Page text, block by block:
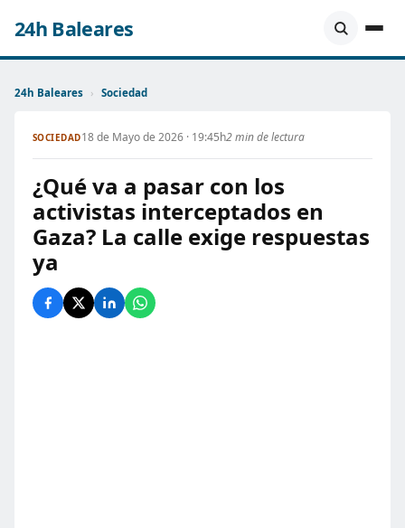
24h Baleares
24h Baleares › Sociedad
SOCIEDAD18 de Mayo de 2026 · 19:45h2 min de lectura
¿Qué va a pasar con los
activistas interceptados en
Gaza? La calle exige respuestas
ya